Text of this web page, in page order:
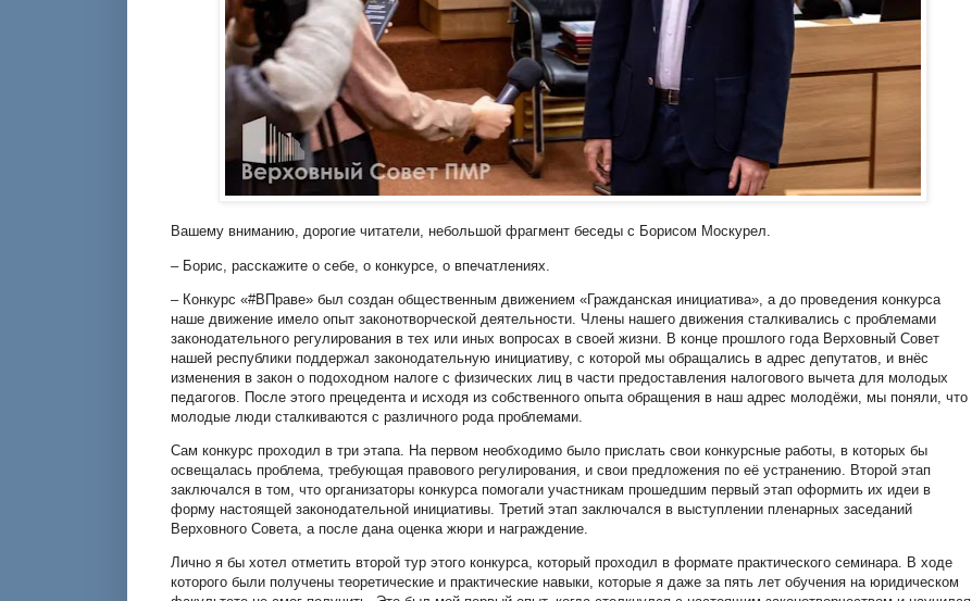
Вашему вниманию, дорогие читатели, небольшой фрагмент беседы с Борисом Москурел.
– Борис, расскажите о себе, о конкурсе, о впечатлениях.
– Конкурс «#ВПраве» был создан общественным движением «Гражданская инициатива», а до проведения конкурса
наше движение имело опыт законотворческой деятельности. Члены нашего движения сталкивались с проблемами
законодательного регулирования в тех или иных вопросах в своей жизни. В конце прошлого года Верховный Совет
нашей республики поддержал законодательную инициативу, с которой мы обращались в адрес депутатов, и внёс
изменения в закон о подоходном налоге с физических лиц в части предоставления налогового вычета для молодых
педагогов. После этого прецедента и исходя из собственного опыта обращения в наш адрес молодёжи, мы поняли, что
молодые люди сталкиваются с различного рода проблемами.
Сам конкурс проходил в три этапа. На первом необходимо было прислать свои конкурсные работы, в которых бы
освещалась проблема, требующая правового регулирования, и свои предложения по её устранению. Второй этап
заключался в том, что организаторы конкурса помогали участникам прошедшим первый этап оформить их идеи в
форму настоящей законодательной инициативы. Третий этап заключался в выступлении пленарных заседаний
Верховного Совета, а после дана оценка жюри и награждение.
Лично я бы хотел отметить второй тур этого конкурса, который проходил в формате практического семинара. В ходе
которого были получены теоретические и практические навыки, которые я даже за пять лет обучения на юридическом